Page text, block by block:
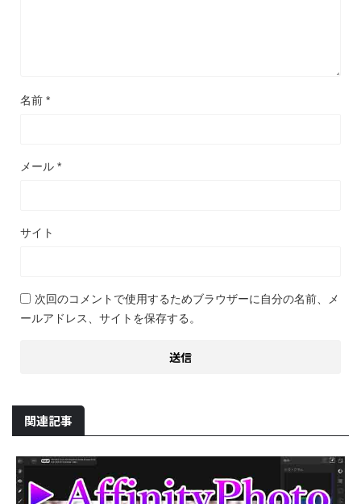
名前 *
メール *
サイト
次回のコメントで使用するためブラウザーに自分の名前、メ
ールアドレス、サイトを保存する。
関連記事